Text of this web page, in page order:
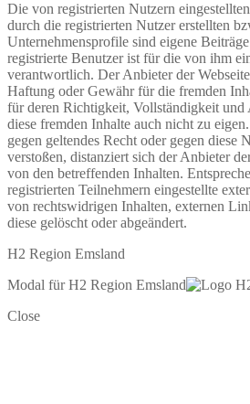
Die von registrierten Nutzern
durch die registrierten Nutzer erstellten
Unternehmensprofile sind eigene
registrierte Benutzer ist für die von ihm
verantwortlich. Der Anbieter der
Haftung oder Gewähr für die fremden
für deren Richtigkeit, Vollständigkeit und
diese fremden Inhalte auch nicht zu
gegen geltendes Recht oder gegen diese
verstoßen, distanziert sich der Anbieter
von den betreffenden Inhalten.
registrierten Teilnehmern eingestellte
von rechtswidrigen Inhalten, externen
diese gelöscht oder abgeändert.
H2 Region Emsland
Modal für H2 Region Emsland
Close